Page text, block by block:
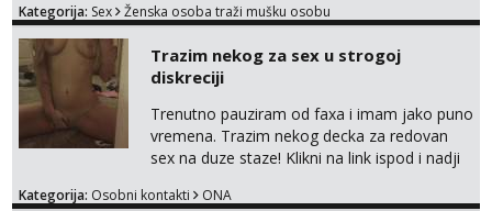
na link ispod i nadji me tamo, cekam te!
Kategorija: Sex Ženska osoba traži mušku osobu
Trazim nekog za sex u strogoj
diskreciji
Trenutno pauziram od faxa i imam jako puno
vremena. Trazim nekog decka za redovan
sex na duze staze! Klikni na link ispod i nadji
Kategorija: Osobni kontakti ONA